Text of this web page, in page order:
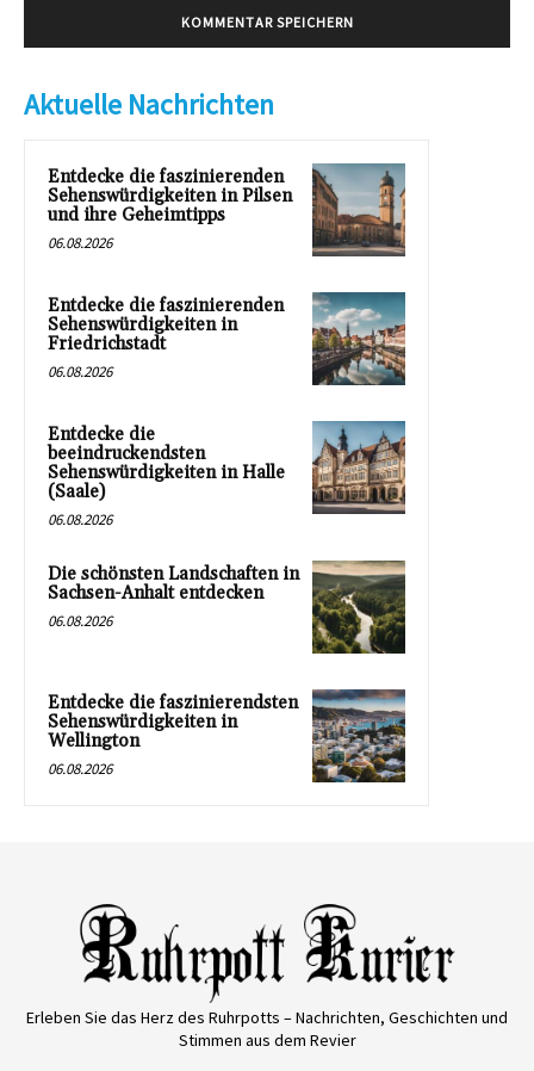
Aktuelle Nachrichten
Entdecke die faszinierenden
Sehenswürdigkeiten in Pilsen
und ihre Geheimtipps
06.08.2026
Entdecke die faszinierenden
Sehenswürdigkeiten in
Friedrichstadt
06.08.2026
Entdecke die
beeindruckendsten
Sehenswürdigkeiten in Halle
(Saale)
06.08.2026
Die schönsten Landschaften in
Sachsen-Anhalt entdecken
06.08.2026
Entdecke die faszinierendsten
Sehenswürdigkeiten in
Wellington
06.08.2026
Erleben Sie das Herz des Ruhrpotts – Nachrichten, Geschichten und
Stimmen aus dem Revier